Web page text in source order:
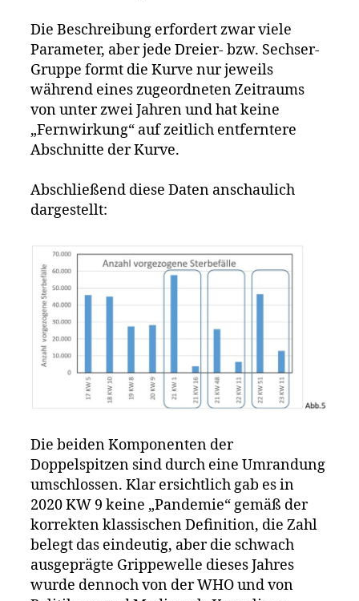
Die Beschreibung erfordert zwar viele
Parameter, aber jede Dreier- bzw. Sechser-
Gruppe formt die Kurve nur jeweils
während eines zugeordneten Zeitraums
von unter zwei Jahren und hat keine
„Fernwirkung“ auf zeitlich entferntere
Abschnitte der Kurve.
Abschließend diese Daten anschaulich
dargestellt:
Die beiden Komponenten der
Doppelspitzen sind durch eine Umrandung
umschlossen. Klar ersichtlich gab es in
2020 KW 9 keine „Pandemie“ gemäß der
korrekten klassischen Definition, die Zahl
belegt das eindeutig, aber die schwach
ausgeprägte Grippewelle dieses Jahres
wurde dennoch von der WHO und von